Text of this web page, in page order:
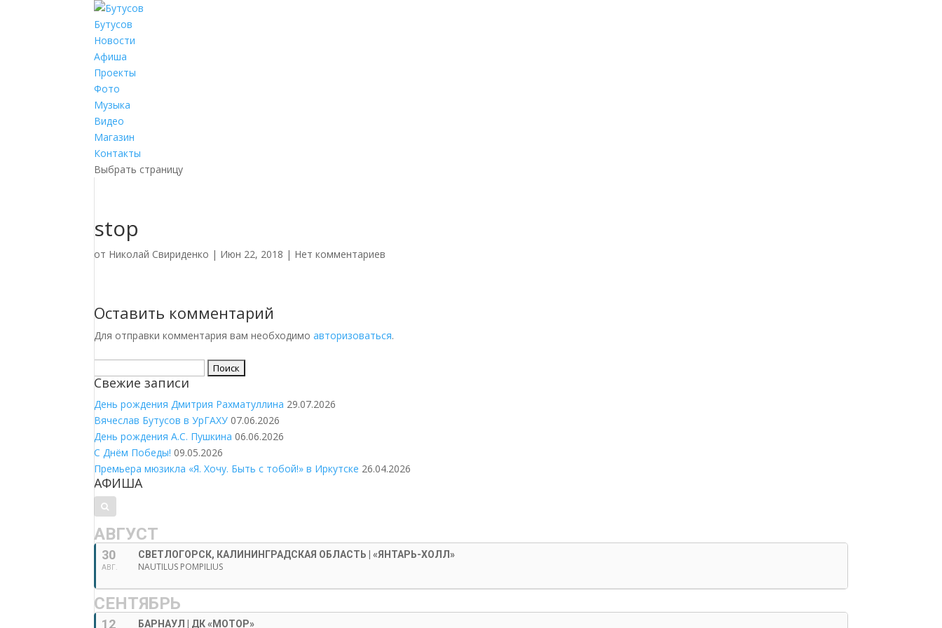
Бутусов
Новости
Афиша
Проекты
Фото
Музыка
Видео
Магазин
Контакты
Выбрать страницу
stop
от Николай Свириденко | Июн 22, 2018 | Нет комментариев
Оставить комментарий
Для отправки комментария вам необходимоавторизоваться.
Свежие записи
День рождения Дмитрия Рахматуллина 29.07.2026
Вячеслав Бутусов в УрГАХУ 07.06.2026
День рождения А.С. Пушкина 06.06.2026
С Днём Победы! 09.05.2026
Премьера мюзикла «Я. Хочу. Быть с тобой!» в Иркутске 26.04.2026
АФИША
АВГУСТ
30
АВГ.
СВЕТЛОГОРСК, КАЛИНИНГРАДСКАЯ ОБЛАСТЬ | «ЯНТАРЬ-ХОЛЛ»
NAUTILUS POMPILIUS
СЕНТЯБРЬ
12 БАРНАУЛ | ДК «МОТОР»